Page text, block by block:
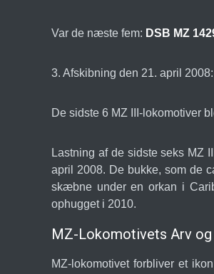
Var de næste fem: DSB MZ
3. Afskibning den 21. april 2008:
De sidste 6 MZ III-lokomotiver
Lastning af de sidste seks MZ
april 2008. De bukke, som de
skæbne under en orkan i
ophugget i 2010.
MZ-Lokomotivets Arv og
MZ-lokomotivet forbliver et